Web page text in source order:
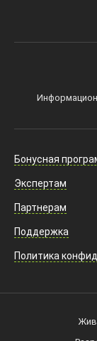
Бонусная
Экспертам
Партнерам
Поддержка
Политика